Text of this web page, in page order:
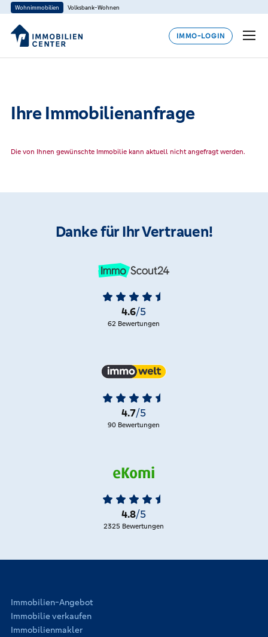
Wohnimmobilien Volksbank-Wohnen
IMMO-LOGIN
Ihre Immobilienanfrage
Die von Ihnen gewünschte Immobilie kann aktuell nicht angefragt werden.
Danke für Ihr Vertrauen!
4.6/5
62 Bewertungen
4.7/5
90 Bewertungen
4.8/5
2325 Bewertungen
Immobilien-Angebot
Immobilie verkaufen
Immobilienmakler